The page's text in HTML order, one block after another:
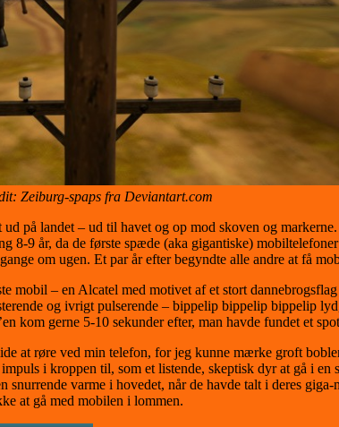
Zeiburg-spaps fra Deviantart.com
på landet – ud til havet og op mod skoven og
8-9 år, da de første spæde (aka gigantiske)
om ugen. Et par år efter begyndte alle andre at få
mobil – en Alcatel med motivet af et stort
og ivrigt pulserende – bippelip bippelip bippelip
kom gerne 5-10 sekunder efter, man havde fundet et
at røre ved min telefon, for jeg kunne mærke groft
i kroppen til, som et listende, skeptisk dyr at gå i
varme i hovedet, når de havde talt i deres
at gå med mobilen i lommen.